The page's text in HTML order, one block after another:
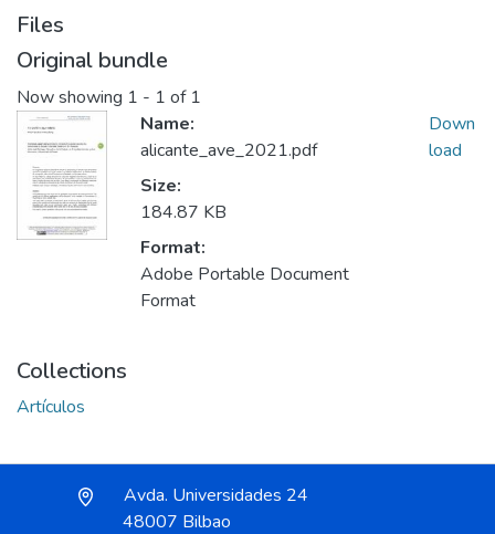
Files
Original bundle
Now showing 1 - 1 of 1
Name:
alicante_ave_2021.pdf
Size:
184.87 KB
Format:
Adobe Portable Document
Format
Down
load
Collections
Artículos
Avda. Universidades 24
48007 Bilbao